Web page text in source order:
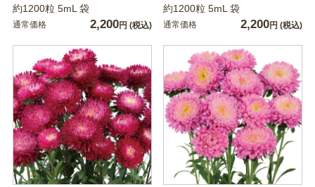
約1200粒 5mL 袋
通常価格 2,200円 (税込)
約1200粒 5mL 袋
通常価格 2,200円 (税込)